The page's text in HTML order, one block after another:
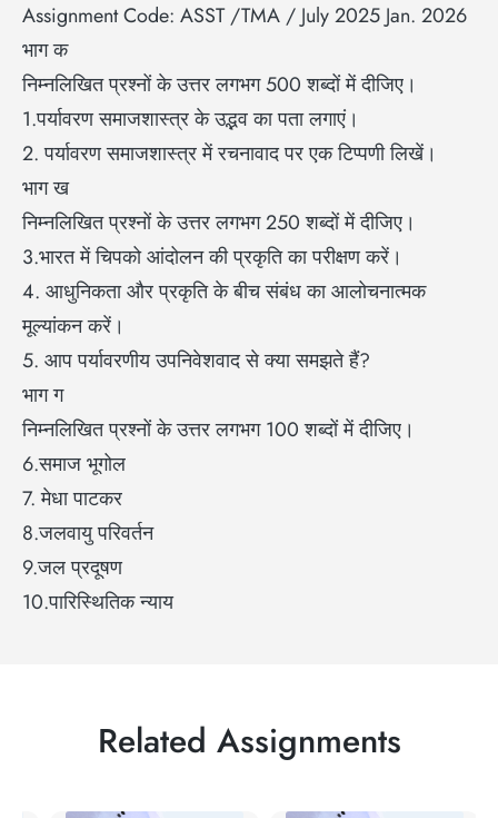
Assignment Code: ASST /TMA / July 2025 Jan. 2026
भाग क
निम्नलिखित प्रश्नों के उत्तर लगभग 500 शब्दों में दीजिए।
1.पर्यावरण समाजशास्त्र के उद्भव का पता लगाएं।
2. पर्यावरण समाजशास्त्र में रचनावाद पर एक टिप्पणी लिखें।
भाग ख
निम्नलिखित प्रश्नों के उत्तर लगभग 250 शब्दों में दीजिए।
3.भारत में चिपको आंदोलन की प्रकृति का परीक्षण करें।
4. आधुनिकता और प्रकृति के बीच संबंध का आलोचनात्मक
मूल्यांकन करें।
5. आप पर्यावरणीय उपनिवेशवाद से क्या समझते हैं?
भाग ग
निम्नलिखित प्रश्नों के उत्तर लगभग 100 शब्दों में दीजिए।
6.समाज भूगोल
7. मेधा पाटकर
8.जलवायु परिवर्तन
9.जल प्रदूषण
10.पारिस्थितिक न्याय
Related Assignments